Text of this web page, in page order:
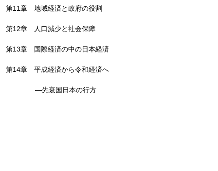
第11章 地域経済と政府の役割
第12章 人口減少と社会保障
第13章 国際経済の中の日本経済
第14章 平成経済から令和経済へ
―先衰国日本の行方